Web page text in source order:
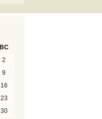
ВС
2
9
16
23
30